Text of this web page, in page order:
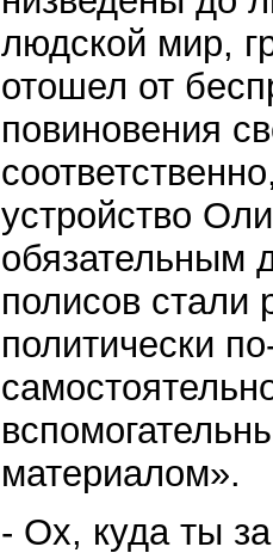
людской мир,
отошел от
повиновения
устройство
обязательным
полисов стали
политически
материалом».
- Ох, куда ты